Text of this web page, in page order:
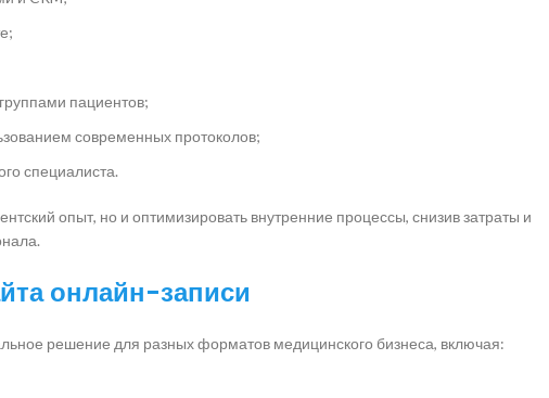
пациентов;
современных протоколов;
специалиста.
опыт, но и оптимизировать внутренние процессы, снизив затраты и
онлайн-записи
решение для разных форматов медицинского бизнеса, включая: